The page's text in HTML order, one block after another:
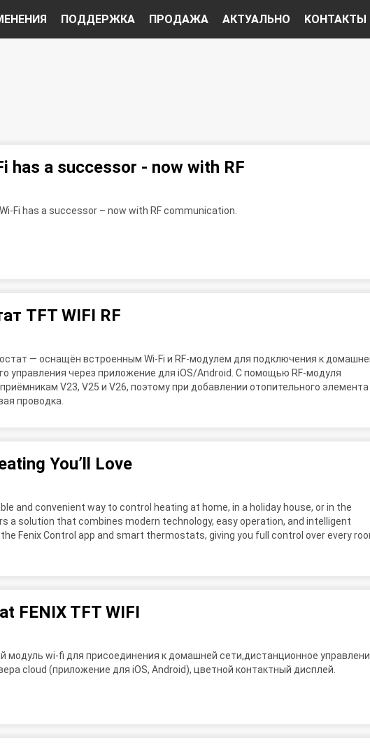
ПОДДЕРЖКA ПРОДАЖА AКТУАЛЬНО KОНТАКТЫ
has a successor - now with RF
Fi has a successor – now with RF communication.
TFT WIFI RF
— оснащён встроенным Wi-Fi и RF-модулем для подключения к
управления через приложение для iOS/Android. С помощью RF-модуля
V23, V25 и V26, поэтому при добавлении отопительного элемента
проводка.
You’ll Love
and convenient way to control heating at home, in a holiday house, or in the
a solution that combines modern technology, easy operation, and intelligent
Fenix Control app and smart thermostats, giving you full control over every
FENIX TFT WIFI
модуль wi-fi для присоединения к домашней сети,дистанционное
cloud (приложение для iOS, Android), цветной контактный дисплей.